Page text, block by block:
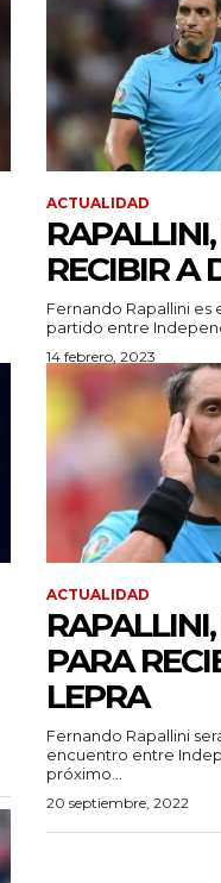
ACTUALIDAD
RECIBIR A
Fernando Rapallini es
partido entre
14 febrero, 2023
ACTUALIDAD
PARA
LEPRA
Fernando Rapallini
encuentro entre
próximo...
20 septiembre, 2022